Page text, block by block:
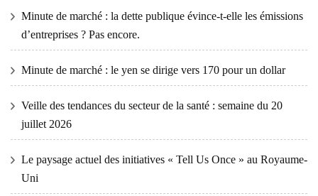
Minute de marché : la dette publique évince-t-elle les émissions
d’entreprises ? Pas encore.
Minute de marché : le yen se dirige vers 170 pour un dollar
Veille des tendances du secteur de la santé : semaine du 20
juillet 2026
Le paysage actuel des initiatives « Tell Us Once » au Royaume-
Uni